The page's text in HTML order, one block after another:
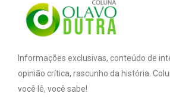
Informações exclusivas, conteúdo de
opinião crítica, rascunho da história.
você lê, você sabe!